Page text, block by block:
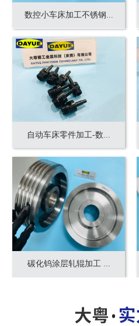
数控小车床加工不锈钢...
自动车床零件加工-数...
碳化钨涂层轧辊加工 ...